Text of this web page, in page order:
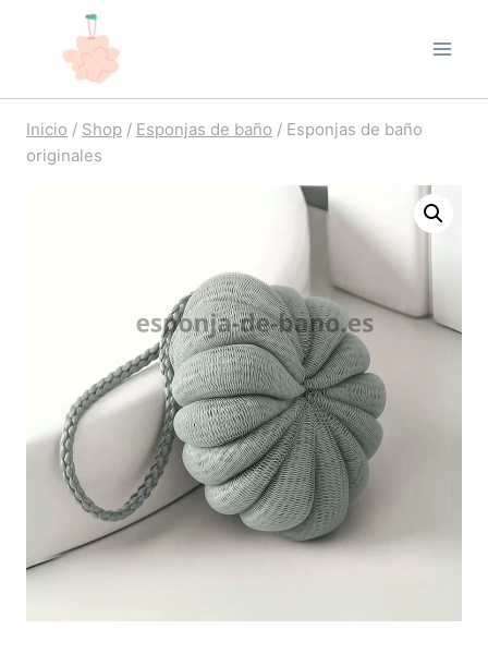
contenido
Inicio / Shop / Esponjas de baño / Esponjas de baño
originales